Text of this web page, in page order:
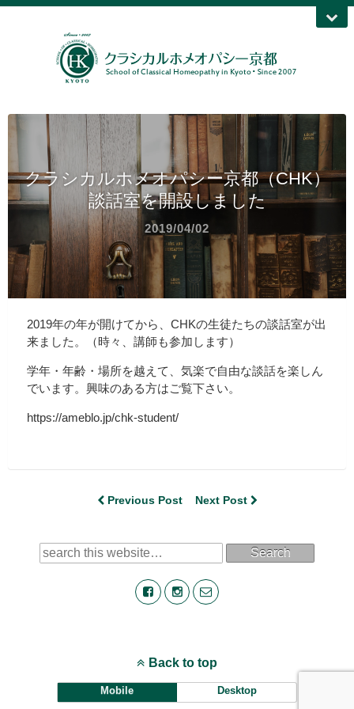
クラシカルホメオパシー京都（CHK）
談話室を開設しました
2019/04/02
2019年の年が開けてから、CHKの生徒たちの談話室が出
来ました。（時々、講師も参加します）
学年・年齢・場所を越えて、気楽で自由な談話を楽しん
でいます。興味のある方はご覧下さい。
https://ameblo.jp/chk-student/
Previous Post Next Post
Search
Back to top
Mobile Desktop